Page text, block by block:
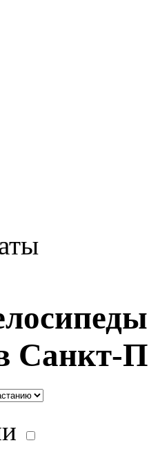
Санкт-